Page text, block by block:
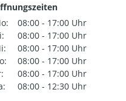
08:00 - 17:00 Uhr
08:00 - 17:00 Uhr
08:00 - 17:00 Uhr
08:00 - 17:00 Uhr
08:00 - 17:00 Uhr
08:00 - 12:30 Uhr